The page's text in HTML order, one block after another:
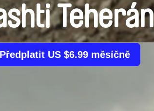
Teherán
Předplatit US $6.99 měsíčně